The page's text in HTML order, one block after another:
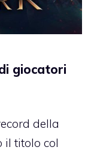
giocatori
della
il titolo col